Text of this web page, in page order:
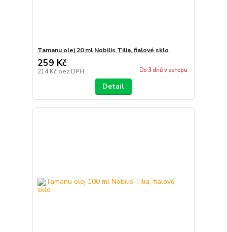
Tamanu olej 20 ml Nobilis Tilia, fialové sklo
259 Kč
214 Kč bez DPH Do 3 dnů v eshopu
Detail